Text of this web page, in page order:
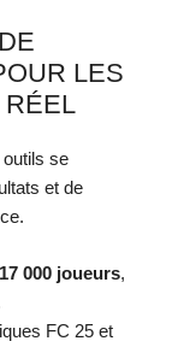
LES
RÉEL
se
et de
17 000 joueurs,
FC 25 et